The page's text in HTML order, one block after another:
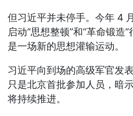
但习近平并未停手。今年 4
启动“思想整顿”和“革命锻造
是一场新的思想灌输运动。
习近平向到场的高级军官发
只是北京首批参加人员，暗
将持续推进。